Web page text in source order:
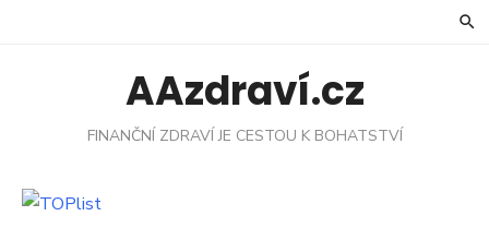
AAzdraví.cz
FINANČNÍ ZDRAVÍ JE CESTOU K BOHATSTVÍ